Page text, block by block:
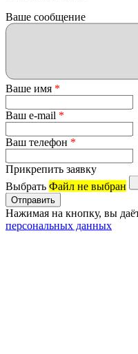
Ваше сообщение
Ваше имя *
Ваш e-mail *
Ваш телефон *
Прикрепить заявку
Выбрать Файл не выбран
Нажимая на кнопку, вы
персональных данных